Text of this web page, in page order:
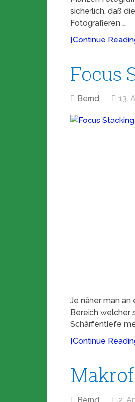
sicherlich, daß
Fotografieren …
[Continue
Focus
Bernd 13.
Je näher man
Bereich welcher
Schärfentiefe
[Continue
Bernd 2.